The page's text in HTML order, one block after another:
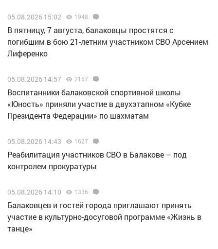
05.08.2026 15:02 1948
В пятницу, 7 августа, балаковцы простятся с
погибшим в бою 21-летним участником СВО Арсением
Лиференко
05.08.2026 14:57 2167
Воспитанники балаковской спортивной школы
«Юность» приняли участие в двухэтапном «Кубке
Президента Федерации» по шахматам
05.08.2026 14:43 1627
Реабилитация участников СВО в Балакове – под
контролем прокуратуры
05.08.2026 14:10 1336
Балаковцев и гостей города приглашают принять
участие в культурно-досуговой программе «Жизнь в
танце»